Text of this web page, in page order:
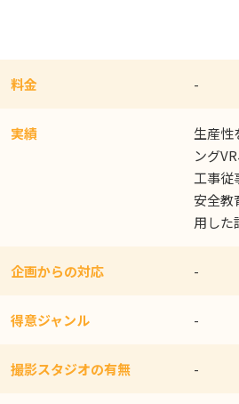
料金 -
実績
生産性
ング
工事従
安全教
用した
企画からの対応 -
得意ジャンル -
撮影スタジオの有無 -